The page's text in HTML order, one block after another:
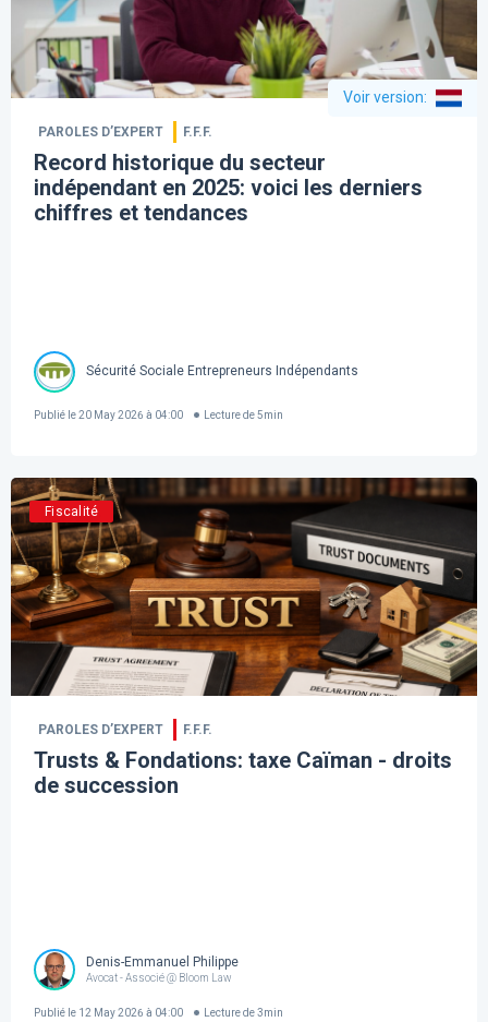
Voir version:
PAROLES D’EXPERT F.F.F.
Record historique du secteur
indépendant en 2025: voici les derniers
chiffres et tendances
Sécurité Sociale Entrepreneurs Indépendants
Publié le20 May 2026 à 04:00 Lecture de 5min
Fiscalité
PAROLES D’EXPERT F.F.F.
Trusts & Fondations: taxe Caïman - droits
de succession
Denis-Emmanuel Philippe
Avocat - Associé @ Bloom Law
Publié le 12 May 2026 à 04:00 Lecture de 3min